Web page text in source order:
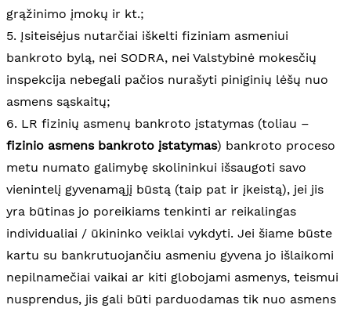
grąžinimo įmokų ir kt.;
5. Įsiteisėjus nutarčiai iškelti fiziniam asmeniui
bankroto bylą, nei SODRA, nei Valstybinė mokesčių
inspekcija nebegali pačios nurašyti piniginių lėšų nuo
asmens sąskaitų;
6. LR fizinių asmenų bankroto įstatymas (toliau –
fizinio asmens bankroto įstatymas) bankroto proceso
metu numato galimybę skolininkui išsaugoti savo
vienintelį gyvenamąjį būstą (taip pat ir įkeistą), jei jis
yra būtinas jo poreikiams tenkinti ar reikalingas
individualiai / ūkininko veiklai vykdyti. Jei šiame būste
kartu su bankrutuojančiu asmeniu gyvena jo išlaikomi
nepilnamečiai vaikai ar kiti globojami asmenys, teismui
nusprendus, jis gali būti parduodamas tik nuo asmens